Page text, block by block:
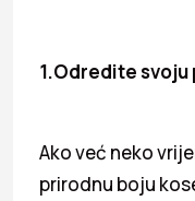
1.Odredite
Ako već neko
prirodnu boju